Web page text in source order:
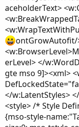
aceholderText>
ontGrowAutofit/
erLevel> </
gte mso 9]><xml>
</w:LatentStyles>
<style> /* Style
{mso-style-